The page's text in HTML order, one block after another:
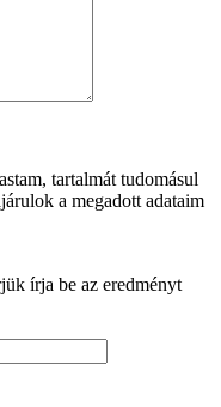
tartalmát tudomásul
a megadott adataim
írja be az eredményt